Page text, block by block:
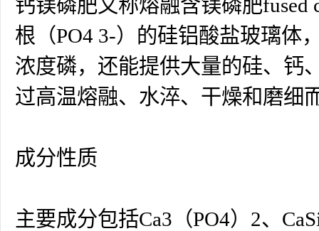
钙镁磷肥又称熔融含镁磷肥fused
根（PO4 3-）的硅铝酸盐玻璃体
浓度磷，还能提供大量的硅、钙
过高温熔融、水淬、干燥和磨细
成分性质
主要成分包括Ca3（PO4）2、